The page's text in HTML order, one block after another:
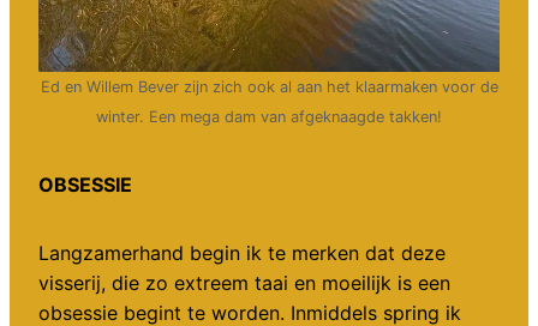
Ed en Willem Bever zijn zich ook al aan het klaarmaken voor de
winter. Een mega dam van afgeknaagde takken!
OBSESSIE
Langzamerhand begin ik te merken dat deze
visserij, die zo extreem taai en moeilijk is een
obsessie begint te worden. Inmiddels spring ik